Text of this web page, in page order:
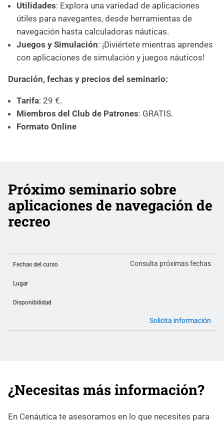
Utilidades: Explora una variedad de aplicaciones
útiles para navegantes, desde herramientas de
navegación hasta calculadoras náuticas.
Juegos y Simulación: ¡Diviértete mientras aprendes
con aplicaciones de simulación y juegos náuticos!
Duración, fechas y precios del seminario:
Tarifa: 29 €.
Miembros del Club de Patrones: GRATIS.
Formato Online
Próximo seminario sobre
aplicaciones de navegación de
recreo
Fechas del curso Consulta próximas fechas
Lugar
Disponibilidad
Solicita información
¿Necesitas más información?
En Cenáutica te asesoramos en lo que necesites para